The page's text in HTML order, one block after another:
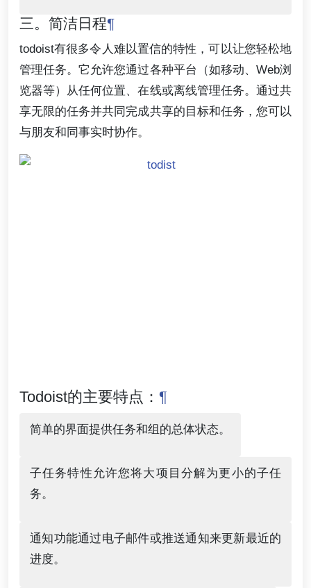
三。简洁日程¶
todoist有很多令人难以置信的特性，可以让您轻松地
管理任务。它允许您通过各种平台（如移动、Web浏
览器等）从任何位置、在线或离线管理任务。通过共
享无限的任务并共同完成共享的目标和任务，您可以
与朋友和同事实时协作。
Todoist的主要特点： ¶
简单的界面提供任务和组的总体状态。
子任务特性允许您将大项目分解为更小的子任
务。
通知功能通过电子邮件或推送通知来更新最近的
进度。